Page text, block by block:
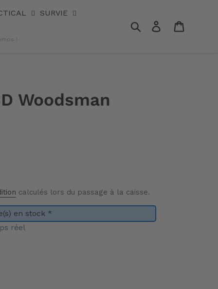
SURVIE
!
RechercherSe connecter
Woodsman
calculés lors du passage à la caisse.
en stock *
réel